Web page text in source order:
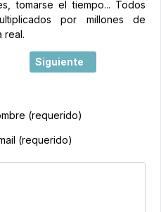
tomarse el tiempo... Todos
por millones de
real.
ciudad europea donde un
Artículo siguiente:
Siguiente
(requerido)
(requerido)